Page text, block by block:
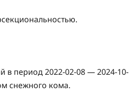
в период 2022-02-08 — 2024-10-
снежного кома.